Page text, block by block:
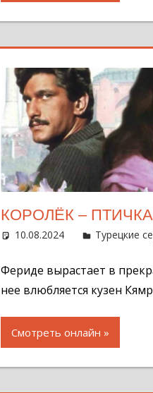
КОРОЛЁК –
10.08.2024 Турецкие
Фериде вырастает в
нее влюбляется кузен
Смотреть онлайн